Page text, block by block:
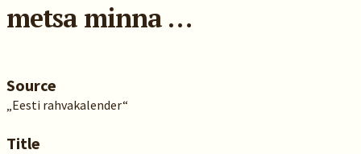
metsa minna …
Source
„Eesti rahvakalender“
Title